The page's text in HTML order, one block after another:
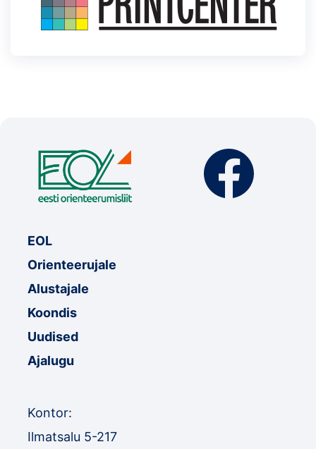
EOL
Orienteerujale
Alustajale
Koondis
Uudised
Ajalugu
Kontor:
Ilmatsalu 5-217